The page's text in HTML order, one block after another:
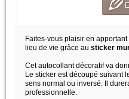
Faites-vous plaisir en
lieu de vie grâce au sticker
Cet autocollant décoratif va
Le sticker est découpé suivant
sens normal ou inversé. Il
professionnelle.